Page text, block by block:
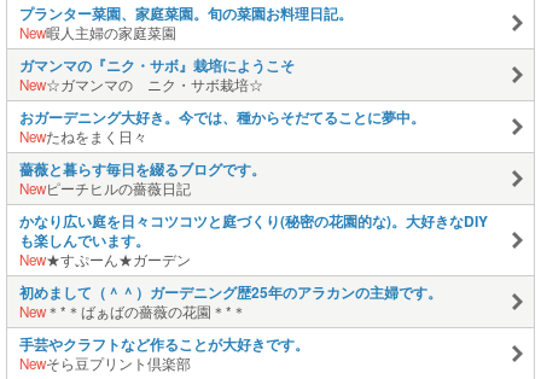
プランター菜園、家庭菜園。旬の菜園お料理日記。
New暇人主婦の家庭菜園
ガマンマの『ニク・サボ』栽培にようこそ
New☆ガマンマの ニク・サボ栽培☆
おガーデニング大好き。今では、種からそだてることに夢中。
Newたねをまく日々
薔薇と暮らす毎日を綴るブログです。
Newピーチヒルの薔薇日記
かなり広い庭を日々コツコツと庭づくり(秘密の花園的な)。大好きなDIY
も楽しんでいます。
New★すぷーん★ガーデン
初めまして（＾＾）ガーデニング歴25年のアラカンの主婦です。
New＊*＊ばぁばの薔薇の花園＊*＊
手芸やクラフトなど作ることが大好きです。
Newそら豆プリント倶楽部